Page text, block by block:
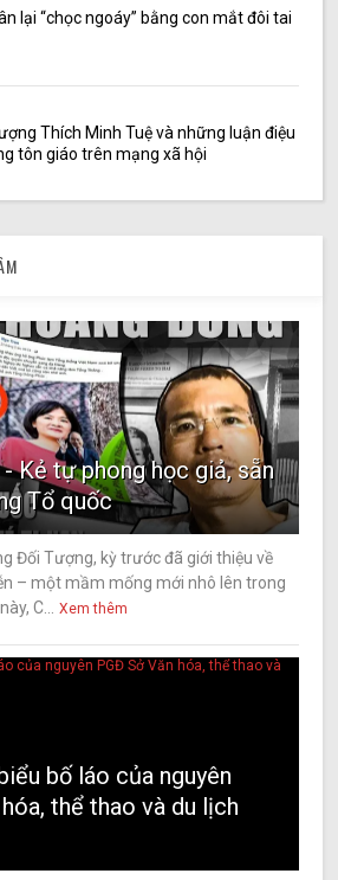
lại “chọc ngoáy” bằng con mắt đôi tai
Thích Minh Tuệ và những luận điệu
tôn giáo trên mạng xã hội
Kẻ tự phong học giả, sẵn
Tổ quốc
Đối Tượng, kỳ trước đã giới thiệu về
– một mầm mống mới nhô lên trong
C...
Xem thêm
bố láo của nguyên
thể thao và du lịch